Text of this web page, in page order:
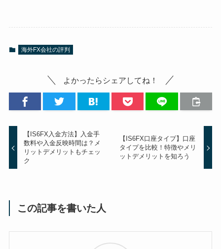
海外FX会社の評判
よかったらシェアしてね！
【IS6FX入金方法】入金手
数料や入金反映時間は？メ
リットデメリットもチェッ
ク
【IS6FX口座タイプ】口座
タイプを比較！特徴やメリ
ットデメリットを知ろう
この記事を書いた人